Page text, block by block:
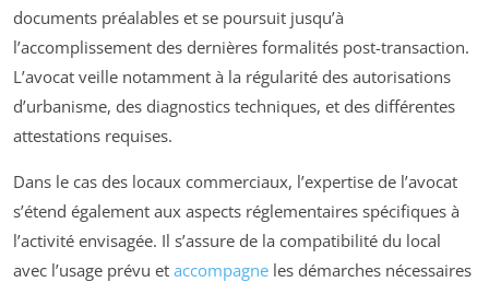
documents préalables et se poursuit jusqu’à
l’accomplissement des dernières formalités post-transaction.
L’avocat veille notamment à la régularité des autorisations
d’urbanisme, des diagnostics techniques, et des différentes
attestations requises.
Dans le cas des locaux commerciaux, l’expertise de l’avocat
s’étend également aux aspects réglementaires spécifiques à
l’activité envisagée. Il s’assure de la compatibilité du local
avec l’usage prévu et accompagne les démarches nécessaires